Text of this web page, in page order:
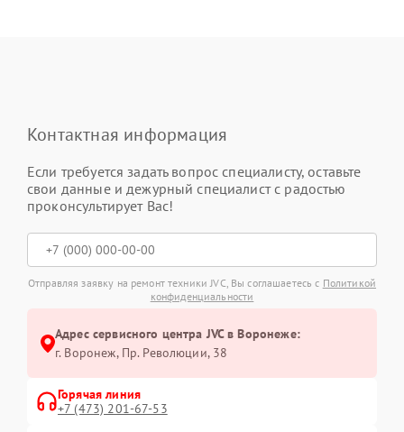
Контактная информация
Если требуется задать вопрос специалисту, оставьте
свои данные и дежурный специалист с радостью
проконсультирует Вас!
Отправляя заявку на ремонт техники JVC, Вы соглашаетесь с Политикой
конфиденциальности
Адрес сервисного центра JVC в Воронеже:
г. Воронеж, Пр. Революции, 38
Горячая линия
+7 (473) 201-67-53